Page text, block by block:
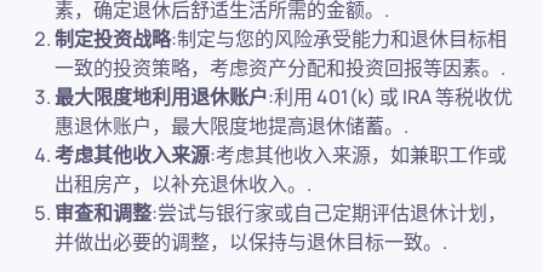
素，确定退休后舒适生活所需的金额。.
制定投资战略:制定与您的风险承受能力和退休目标相
一致的投资策略，考虑资产分配和投资回报等因素。.
最大限度地利用退休账户:利用 401(k) 或 IRA 等税收优
惠退休账户，最大限度地提高退休储蓄。.
考虑其他收入来源:考虑其他收入来源，如兼职工作或
出租房产，以补充退休收入。.
审查和调整:尝试与银行家或自己定期评估退休计划，
并做出必要的调整，以保持与退休目标一致。.